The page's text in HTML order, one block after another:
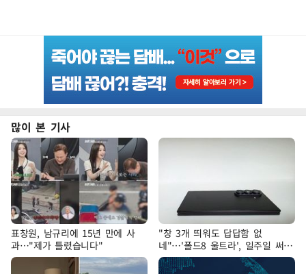
많이 본 기사
표창원, 남규리에 15년 만에 사
과…"제가 틀렸습니다"
"창 3개 띄워도 답답함 없
네"…'폴드8 울트라', 일주일 써보
니